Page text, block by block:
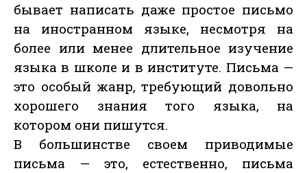
бывает написать даже простое письмо
на иностранном языке, несмотря на
более или менее длительное изучение
языка в школе и в институте. Письма —
это особый жанр, требующий довольно
хорошего знания того языка, на
котором они пишутся.
В большинстве своем приводимые
письма — это, естественно, письма